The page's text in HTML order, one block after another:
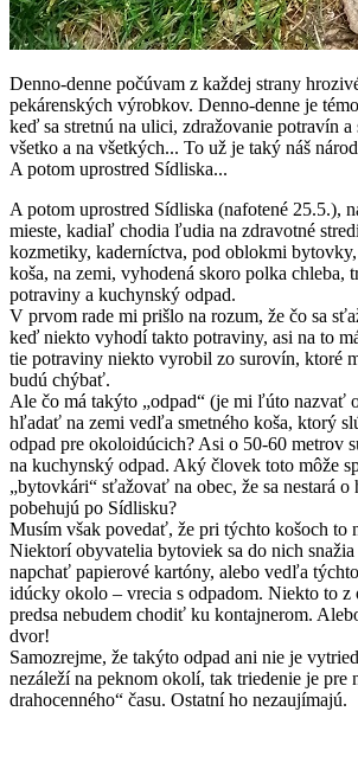
Denno-denne počúvam z každej strany
pekárenských výrobkov. Denno-denne je
keď sa stretnú na ulici, zdražovanie potravín a
všetko a na všetkých... To už je taký náš
A potom uprostred Sídliska...
A potom uprostred Sídliska (nafotené 25.5.),
mieste, kadiaľ chodia ľudia na zdravotné
kozmetiky, kaderníctva, pod oblokmi
koša, na zemi, vyhodená skoro polka chleba,
potraviny a kuchynský odpad.
V prvom rade mi prišlo na rozum, že čo sa
keď niekto vyhodí takto potraviny, asi na to
tie potraviny niekto vyrobil zo surovín, ktoré
budú chýbať.
Ale čo má takýto „odpad“ (je mi ľúto nazvať
hľadať na zemi vedľa smetného koša, ktorý
odpad pre okoloidúcich? Asi o 50-60 metrov
na kuchynský odpad. Aký človek toto môže
„bytovkári“ sťažovať na obec, že sa nestará o
pobehujú po Sídlisku?
Musím však povedať, že pri týchto košoch to
Niektorí obyvatelia bytoviek sa do nich snažia
napchať papierové kartóny, alebo vedľa
idúcky okolo – vrecia s odpadom. Niekto to z
predsa nebudem chodiť ku kontajnerom.
dvor!
Samozrejme, že takýto odpad ani nie je
nezáleží na peknom okolí, tak triedenie je pre
drahocenného“ času. Ostatní ho nezaujímajú.